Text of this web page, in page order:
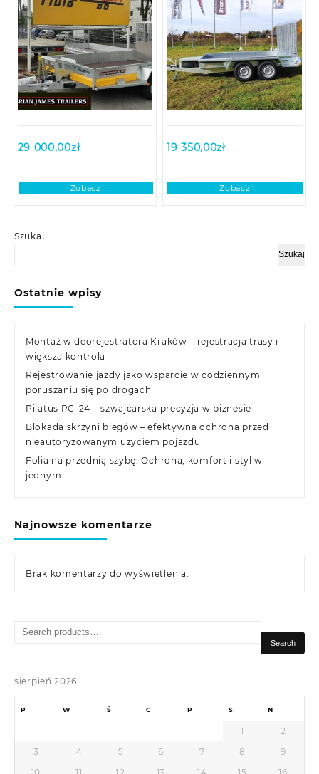
Szukaj
Szukaj
Ostatnie wpisy
Montaż wideorejestratora Kraków – rejestracja trasy i
większa kontrola
Rejestrowanie jazdy jako wsparcie w codziennym
poruszaniu się po drogach
Pilatus PC-24 – szwajcarska precyzja w biznesie
Blokada skrzyni biegów – efektywna ochrona przed
nieautoryzowanym użyciem pojazdu
Folia na przednią szybę: Ochrona, komfort i styl w
jednym
Najnowsze komentarze
Brak komentarzy do wyświetlenia.
29 000,00zł
Zobacz
19 350,00zł
Zobacz
Search
Search
sierpień 2026
P W Ś C P S N
1
2
3
4 5 6 7 8
9